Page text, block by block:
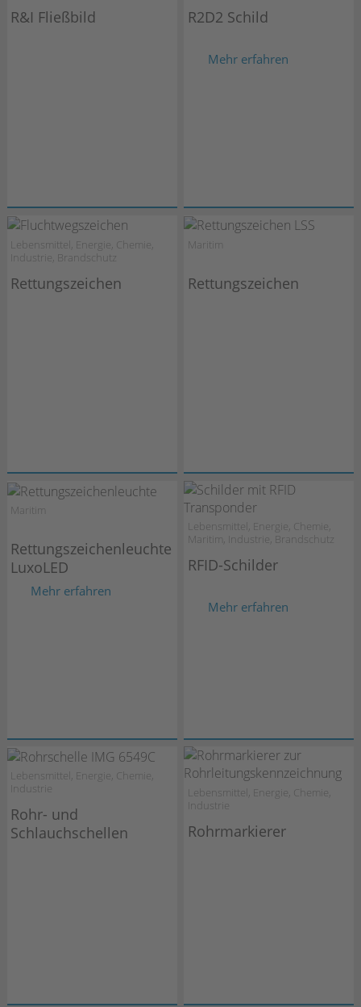
R&I Fließbild R2D2 Schild
Mehr erfahren
Lebensmittel, Energie, Chemie,
Industrie, Brandschutz
Rettungszeichen
Maritim
Rettungszeichen
Maritim
Rettungszeichenleuchte
LuxoLED
Mehr erfahren
Lebensmittel, Energie, Chemie,
Maritim, Industrie, Brandschutz
RFID-Schilder
Mehr erfahren
Lebensmittel, Energie, Chemie,
Industrie
Rohr- und
Schlauchschellen
Lebensmittel, Energie, Chemie,
Industrie
Rohrmarkierer